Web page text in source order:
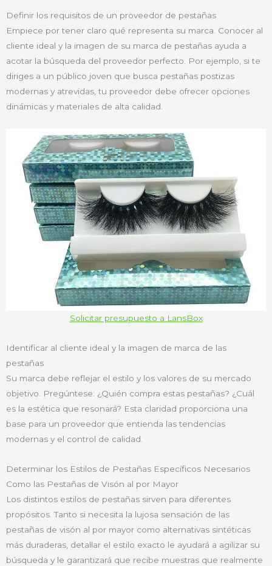
Definir los requisitos de un proveedor de pestañas
Empiece por tener claro qué representa su marca. Conocer al
cliente ideal y la imagen de su marca de pestañas ayuda a
acotar la búsqueda del proveedor perfecto. Por ejemplo, si te
diriges a un público joven que busca pestañas postizas
modernas y atrevidas, tu proveedor debe ofrecer opciones
dinámicas y materiales de alta calidad.
Solicitar presupuesto a LansBox
Identificar al cliente ideal y la imagen de marca de las
pestañas
Su marca debe reflejar el estilo y los valores de su mercado
objetivo. Pregúntese: ¿Quién compra estas pestañas? ¿Cuál
es la estética que resonará? Esta claridad proporciona una
base para un proveedor que entienda las tendencias
modernas y el control de calidad.
Determinar los Estilos de Pestañas Específicos Necesarios
Como las Pestañas de Visón al por Mayor
Los distintos estilos de pestañas sirven para diferentes
propósitos. Tanto si necesita la lujosa sensación de las
pestañas de visón al por mayor como alternativas sintéticas
más duraderas, detallar el estilo exacto le ayudará a agilizar su
búsqueda y le garantizará que recibe muestras que realmente